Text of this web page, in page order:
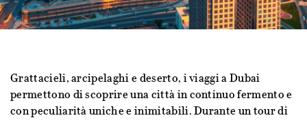
Grattacieli, arcipelaghi e deserto, i viaggi a Dubai
permettono di scoprire una città in continuo fermento e
con peculiarità uniche e inimitabili. Durante un tour di